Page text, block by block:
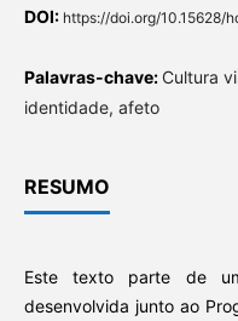
DOI: https://doi.org/10.15628/
Palavras-chave: Cultura
identidade, afeto
RESUMO
Este texto parte de
desenvolvida junto ao